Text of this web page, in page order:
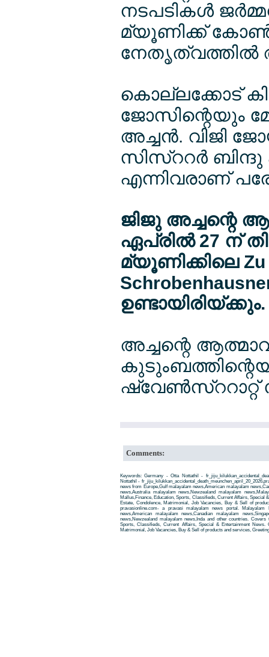
നടപടികള്‍
മ്യൂണിക്ക്
നേതൃത്വത്തില്‍
കൊല്ലക്കോട്
ജോസിന്റെയും
അച്ചന്‍. വിജി
സിസ്ററര്‍
എന്നിവരാണ്
ജിജു അച്ചന്റെ
ഏപ്രില്‍ 27 ന്
മ്യൂണിക്കിലെ Zu
ഉണ്ടായിരിയ്ക്കും.
അച്ചന്റെ
ഷ്വേണ്‍സ്ററാറ്റ്
Comments:
Keywords: Germany - Otta Nottathil -
Nottathil -
news from Europe,Gulf malayalam news,American malayalam
news,Australia malayalam news,Newzealand malayalam
Mallus,Finance, Education, Sports, Classifieds, Current Affairs, Special
Estate, Condolence, Matrimonial, Job Vacancies, Buy & Sell of
pravasionline.com- a pravasi malayalam news portal. Malayalam
news,American malayalam news,Canadian malayalam
news,Newzealand malayalam news,Inda and other countries.
Sports, Classifieds, Current Affairs, Special & Entertainment News.
Matrimonial, Job Vacancies, Buy & Sell of products and services,